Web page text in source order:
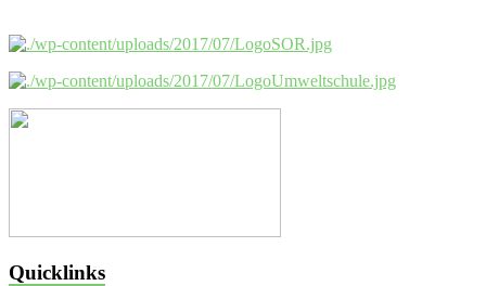
Quicklinks